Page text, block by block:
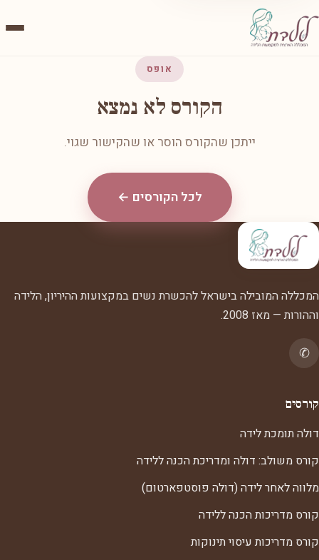
אופס
הקורס לא נמצא
ייתכן שהקורס הוסר או שהקישור שגוי.
לכל הקורסים ←
המכללה המובילה בישראל להכשרת נשים במקצועות ההיריון, הלידה
וההורות — מאז 2008.
✆
קורסים
דולה תומכת לידה
קורס משולב: דולה ומדריכת הכנה ללידה
מלווה לאחר לידה (דולה פוסטפארטום)
קורס מדריכות הכנה ללידה
קורס מדריכות עיסוי תינוקות